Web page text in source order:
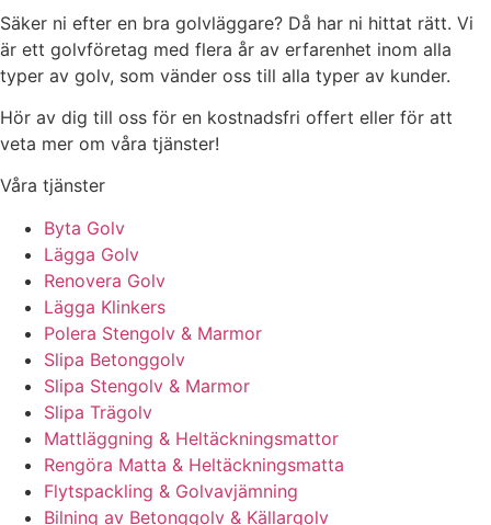
Säker ni efter en bra golvläggare? Då har ni hittat rätt. Vi
är ett golvföretag med flera år av erfarenhet inom alla
typer av golv, som vänder oss till alla typer av kunder.
Hör av dig till oss för en kostnadsfri offert eller för att
veta mer om våra tjänster!
Våra tjänster
Byta Golv
Lägga Golv
Renovera Golv
Lägga Klinkers
Polera Stengolv & Marmor
Slipa Betonggolv
Slipa Stengolv & Marmor
Slipa Trägolv
Mattläggning & Heltäckningsmattor
Rengöra Matta & Heltäckningsmatta
Flytspackling & Golvavjämning
Bilning av Betonggolv & Källargolv